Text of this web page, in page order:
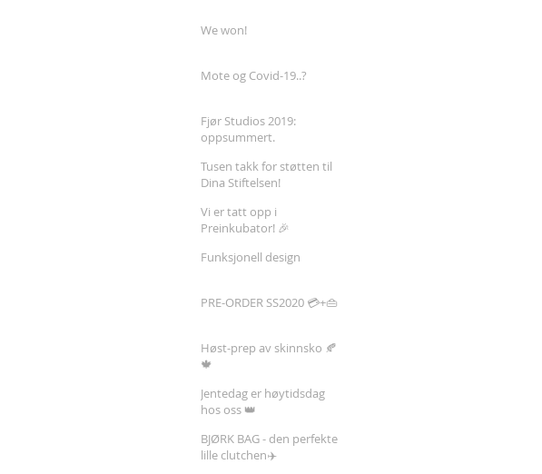
We won!
Mote og Covid-19..?
Fjør Studios 2019:
oppsummert.
Tusen takk for støtten til
Dina Stiftelsen!
Vi er tatt opp i
Preinkubator! 🎉
Funksjonell design
PRE-ORDER SS2020 💳+👜
Høst-prep av skinnsko 🍂
🍁
Jentedag er høytidsdag
hos oss 👑
BJØRK BAG - den perfekte
lille clutchen✈️